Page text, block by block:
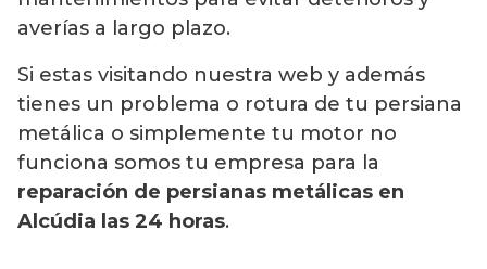
averías a largo plazo.
Si estas visitando nuestra web y además
tienes un problema o rotura de tu persiana
metálica o simplemente tu motor no
funciona somos tu empresa para la
reparación de persianas metálicas en
Alcúdia las 24 horas.